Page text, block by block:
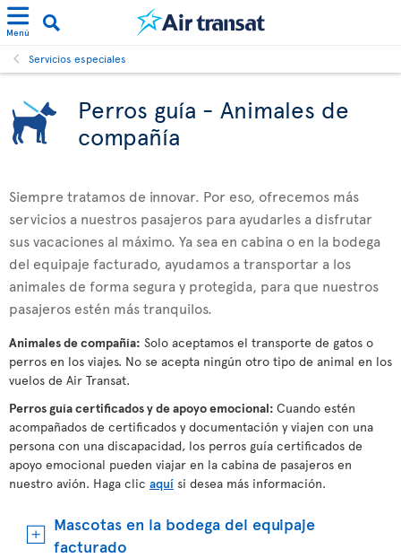
Menú
Servicios especiales
Perros guía - Animales de
compañía
Siempre tratamos de innovar. Por eso, ofrecemos más
servicios a nuestros pasajeros para ayudarles a disfrutar
sus vacaciones al máximo. Ya sea en cabina o en la bodega
del equipaje facturado, ayudamos a transportar a los
animales de forma segura y protegida, para que nuestros
pasajeros estén más tranquilos.
Animales de compañía: Solo aceptamos el transporte de gatos o
perros en los viajes. No se acepta ningún otro tipo de animal en los
vuelos de Air Transat.
Perros guía certificados y de apoyo emocional: Cuando estén
acompañados de certificados y documentación y viajen con una
persona con una discapacidad, los perros guía certificados de
apoyo emocional pueden viajar en la cabina de pasajeros en
nuestro avión. Haga clic aquí si desea más información.
Mascotas en la bodega del equipaje
facturado